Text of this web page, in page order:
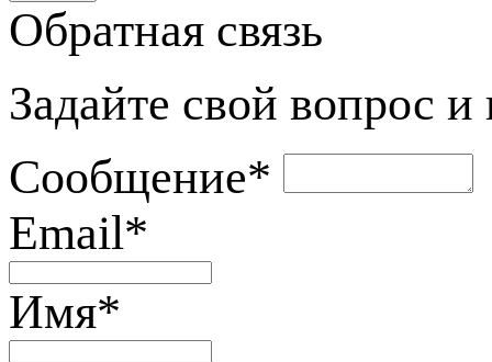
Обратная связь
Задайте свой вопрос
Сообщение*
Email*
Имя*